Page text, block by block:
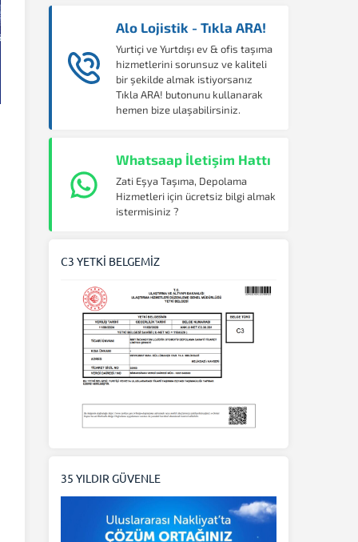
Alo Lojistik - Tıkla ARA!
Yurtiçi ve Yurtdışı ev & ofis taşıma
hizmetlerini sorunsuz ve kaliteli
bir şekilde almak istiyorsanız
Tıkla ARA! butonunu kullanarak
hemen bize ulaşabilirsiniz.
Whatsaap İletişim Hattı
Zati Eşya Taşıma, Depolama
Hizmetleri için ücretsiz bilgi almak
istermisiniz ?
C3 YETKİ BELGEMİZ
35 YILDIR GÜVENLE